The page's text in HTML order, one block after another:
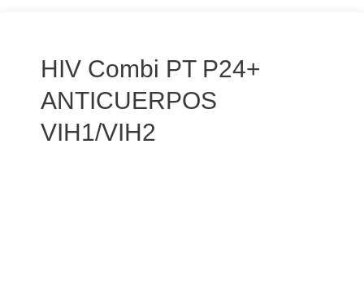
HIV Combi PT P24+
ANTICUERPOS
VIH1/VIH2